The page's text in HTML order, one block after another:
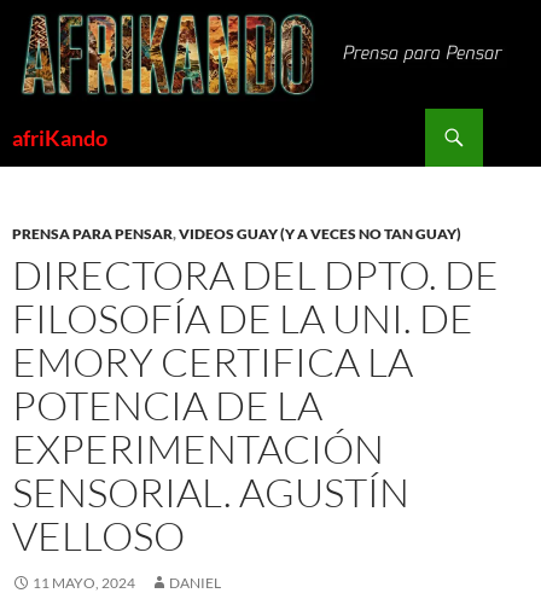
Saltar
contenido
afriKando
PRENSA PARA PENSAR,VIDEOS GUAY (Y A VECES NO TAN GUAY)
DIRECTORA DEL DPTO. DE
FILOSOFÍA DE LA UNI. DE
EMORY CERTIFICA LA
POTENCIA DE LA
EXPERIMENTACIÓN
SENSORIAL. AGUSTÍN
VELLOSO
11 MAYO, 2024 DANIEL